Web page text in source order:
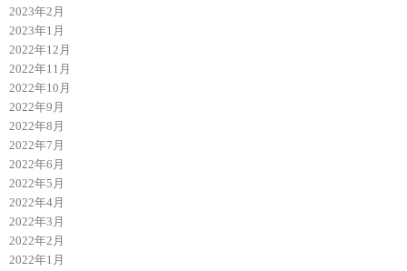
2023年2月
2023年1月
2022年12月
2022年11月
2022年10月
2022年9月
2022年8月
2022年7月
2022年6月
2022年5月
2022年4月
2022年3月
2022年2月
2022年1月